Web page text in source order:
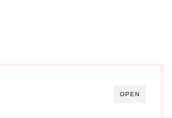
OPEN